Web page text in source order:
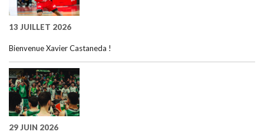
13 JUILLET 2026
Bienvenue Xavier Castaneda !
29 JUIN 2026